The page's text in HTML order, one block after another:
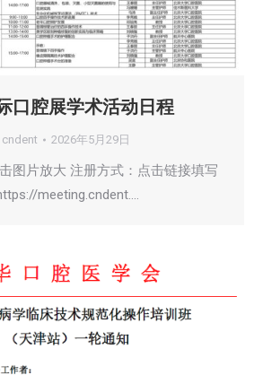
口腔展学术活动日程
cndent 2026年5月29日
图片放大 注册方式：点击链接填写
meeting.cndent.…